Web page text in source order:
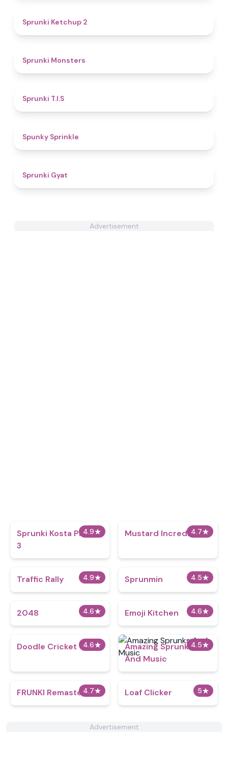
Sprunki Ketchup 2
Sprunki Monsters
Sprunki T.I.S
Spunky Sprinkle
Sprunki Gyat
Advertisement
4.9★
Sprunki Kosta Phase
3
4.7★
Mustard IncrediBox
4.9★
Traffic Rally 4.5★
Sprunmin
4.6★
2048 4.6★
Emoji Kitchen
4.6★
Doodle Cricket 4.5★
Amazing Sprunks
And Music
4.7★
FRUNKI Remastered 5★
Loaf Clicker
Advertisement